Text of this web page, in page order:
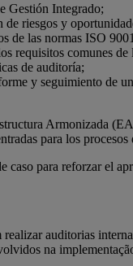
Gestión Integrado;
de riesgos y
de las normas ISO
requisitos comunes
de auditoría;
y seguimiento de
Armonizada
para los
caso para reforzar el
auditorias
na